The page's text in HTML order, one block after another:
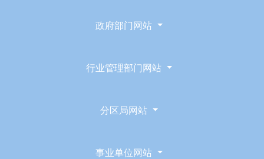
政府部门网站
行业管理部门网站
分区局网站
事业单位网站